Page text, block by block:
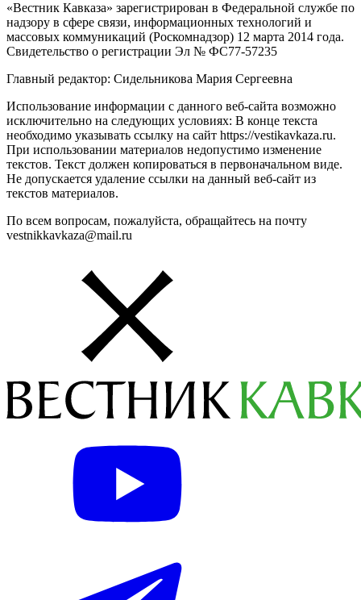
«Вестник Кавказа» зарегистрирован в Федеральной службе по
надзору в сфере связи, информационных технологий и
массовых коммуникаций (Роскомнадзор) 12 марта 2014 года.
Свидетельство о регистрации Эл № ФС77-57235
Главный редактор: Сидельникова Мария Сергеевна
Использование информации с данного веб-сайта возможно
исключительно на следующих условиях: В конце текста
необходимо указывать ссылку на сайт https://vestikavkaza.ru.
При использовании материалов недопустимо изменение
текстов. Текст должен копироваться в первоначальном виде.
Не допускается удаление ссылки на данный веб-сайт из
текстов материалов.
По всем вопросам, пожалуйста, обращайтесь на почту
vestnikkavkaza@mail.ru